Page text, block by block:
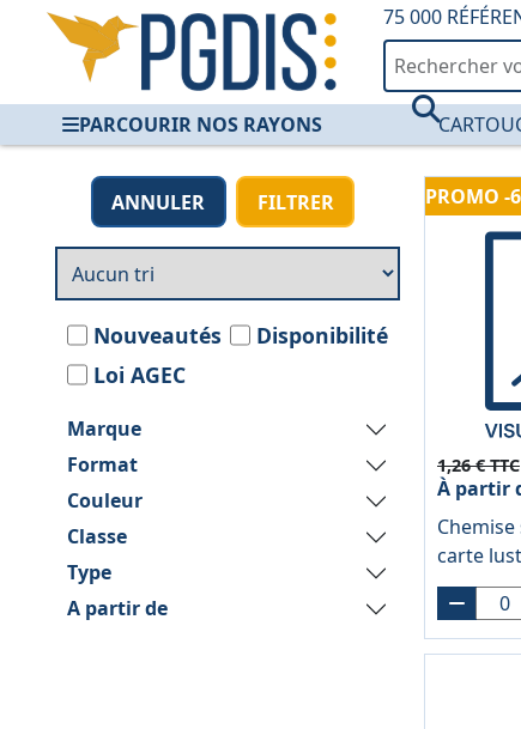
75 000
PARCOURIR NOS RAYONS
Chemises Carte &
ANNULER FILTRER
Nouveautés
Disponibilité
Loi AGEC
Marque
Format
Couleur
Classe
Type
A partir de
PROMO -
1,26 € TTC
À partir
carte